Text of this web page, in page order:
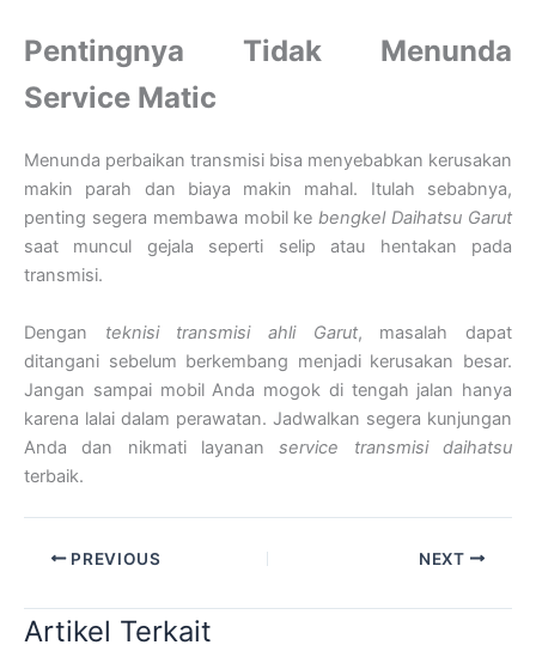
Pentingnya Tidak Menunda
Service Matic
Menunda perbaikan transmisi bisa menyebabkan kerusakan
makin parah dan biaya makin mahal. Itulah sebabnya,
penting segera membawa mobil kebengkel Daihatsu Garut
saat muncul gejala seperti selip atau hentakan pada
transmisi.
Dengan teknisi transmisi ahli Garut, masalah dapat
ditangani sebelum berkembang menjadi kerusakan besar.
Jangan sampai mobil Anda mogok di tengah jalan hanya
karena lalai dalam perawatan. Jadwalkan segera kunjungan
Anda dan nikmati layananservice transmisi daihatsu
terbaik.
PREVIOUS NEXT
Artikel Terkait